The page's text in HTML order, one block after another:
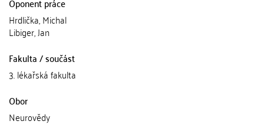
Hrdlička, Michal
Libiger, Jan
Fakulta / součást
3. lékařská fakulta
Obor
Neurovědy